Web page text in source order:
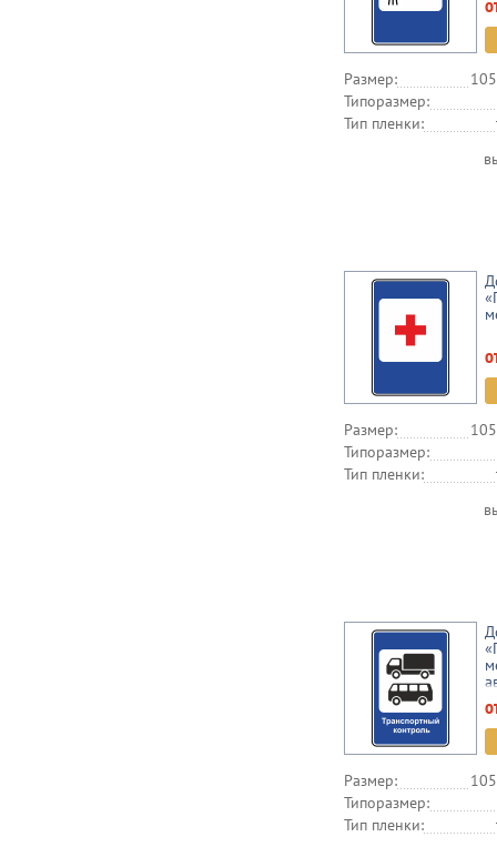
Размер:
Типоразмер:
Тип пленки:
Размер:
Типоразмер:
Тип пленки:
Размер:
Типоразмер:
Тип пленки: